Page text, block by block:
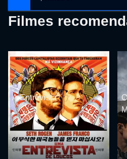
Filmes
A Entrevista